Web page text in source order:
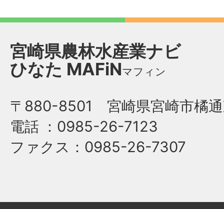
宮崎県農林水産業ナビ
ひなた MAFiNマフィン
〒880-8501 宮崎県宮崎市橘通
電話 ：0985-26-7123
ファクス ：0985-26-7307